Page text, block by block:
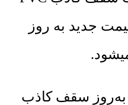
جدید به روز
به‌روز سقف کاذب